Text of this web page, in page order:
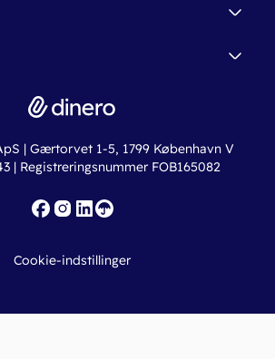
| Gærtorvet 1-5, 1799 København V
| Registreringsnummer FOB165082
Cookie-indstillinger